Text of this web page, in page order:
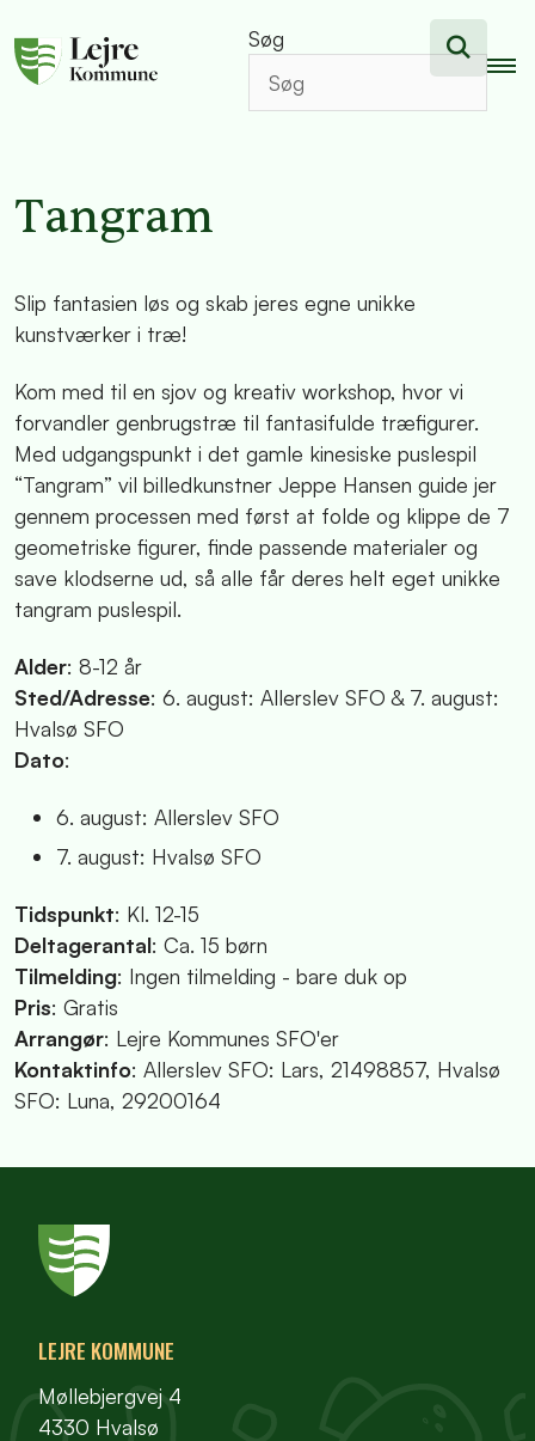
Søg
Tangram
Slip fantasien løs og skab jeres egne unikke
kunstværker i træ!
Kom med til en sjov og kreativ workshop, hvor vi
forvandler genbrugstræ til fantasifulde træfigurer.
Med udgangspunkt i det gamle kinesiske puslespil
“Tangram” vil billedkunstner Jeppe Hansen guide jer
gennem processen med først at folde og klippe de 7
geometriske figurer, finde passende materialer og
save klodserne ud, så alle får deres helt eget unikke
tangram puslespil.
Alder: 8-12 år
Sted/Adresse: 6. august: Allerslev SFO & 7. august:
Hvalsø SFO
Dato:
6. august: Allerslev SFO
7. august: Hvalsø SFO
Tidspunkt: Kl. 12-15
Deltagerantal: Ca. 15 børn
Tilmelding: Ingen tilmelding - bare duk op
Pris: Gratis
Arrangør: Lejre Kommunes SFO'er
Kontaktinfo: Allerslev SFO: Lars, 21498857, Hvalsø
SFO: Luna, 29200164
LEJRE KOMMUNE
Møllebjergvej 4
4330 Hvalsø